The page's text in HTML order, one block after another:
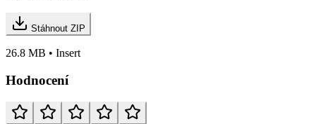
Stáhnout ZIP
26.8 MB • Insert
Hodnocení